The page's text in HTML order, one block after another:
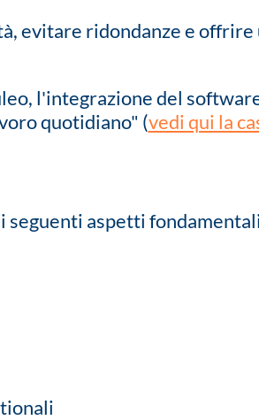
evitare ridondanze e
l'integrazione del
quotidiano" (vedi qui la
seguenti aspetti